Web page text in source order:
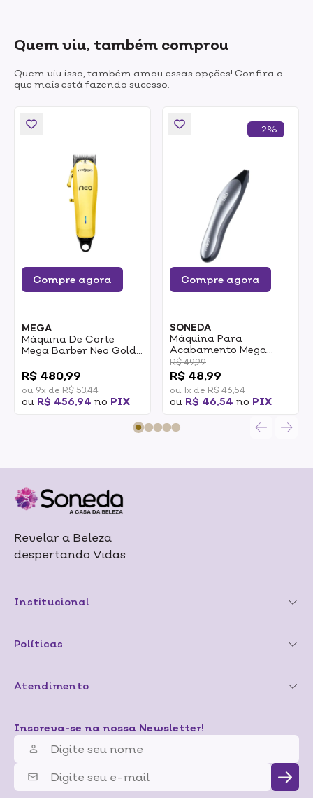
Quem viu, também comprou
Quem viu isso, também amou essas opções! Confira o
que mais está fazendo sucesso.
Compre agora
MEGA
Máquina De Corte
Mega Barber Neo Gold
R$ 480,99
ou 9x de R$ 53,44
ou R$ 456,94 no PIX
Compre agora
SONEDA
Máquina Para
Acabamento Mega
Desing Trimmer
Davinvi AT4661 1un
R$ 49,99
R$ 48,99
ou 1x de R$ 46,54
ou R$ 46,54 no PIX
- 2%
Revelar a Beleza
despertando Vidas
Institucional
Políticas
Atendimento
Inscreva-se na nossa Newsletter!